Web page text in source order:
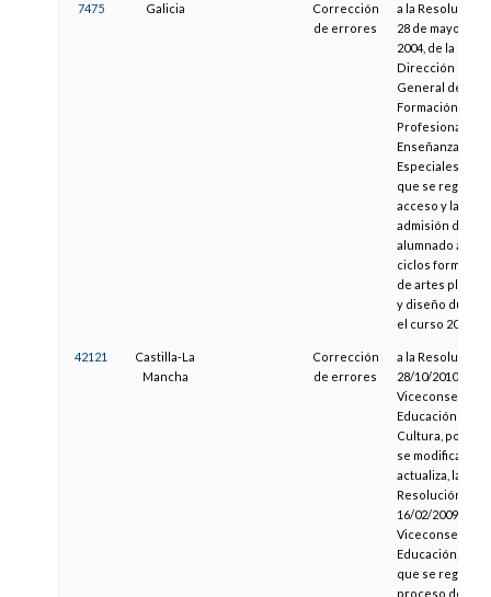
7475 Galicia
Corrección
de errores
a la Resolución
28 de mayo de
2004, de la
Dirección
General de
Formación
Profesional y
Enseñanzas
Especiales, por
que se regula el
acceso y la
admisión de
alumnado a los
ciclos
de artes
y diseño
el curso 2004-
42121
Castilla-La
Mancha
Corrección
de errores
a la Resolución
28/10/2010, de la
Viceconsejería
Educación y
Cultura, por la
se modifica y
actualiza, la
Resolución de
16/02/2009, de la
Viceconsejería
Educación, por
que se regula el
proceso de